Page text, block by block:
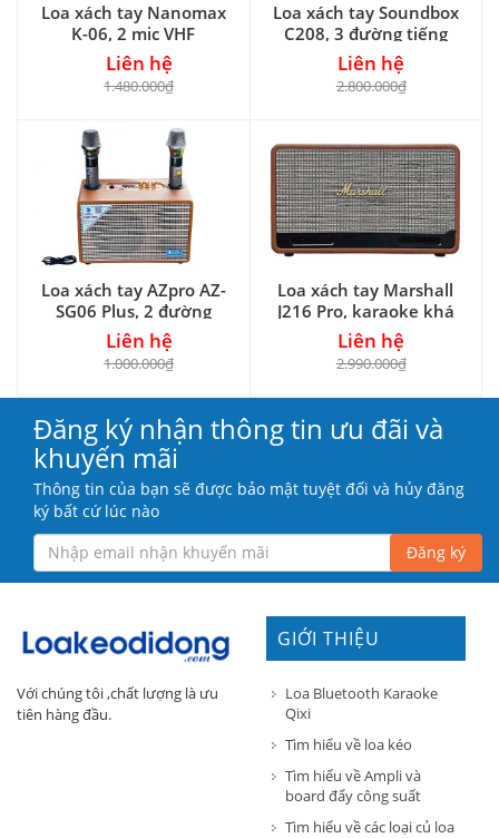
Loa xách tay Nanomax
K-06, 2 mic VHF
Liên hệ
1.480.000₫
Loa xách tay Soundbox
C208, 3 đường tiếng
Liên hệ
2.800.000₫
Loa xách tay AZpro AZ-
SG06 Plus, 2 đường
tiếng
Liên hệ
1.000.000₫
Loa xách tay Marshall
J216 Pro, karaoke khá
hay
Liên hệ
2.990.000₫
Đăng ký nhận thông tin ưu đãi và
khuyến mãi
Thông tin của bạn sẽ được bảo mật tuyệt đối và hủy đăng
ký bất cứ lúc nào
Đăng ký
Với chúng tôi ,chất lượng là ưu
tiên hàng đầu.
GIỚI THIỆU
Loa Bluetooth Karaoke
Qixi
Tìm hiểu về loa kéo
Tìm hiểu về Ampli và
board đẩy công suất
Tìm hiểu về các loại củ loa